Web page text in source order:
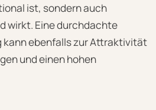
ist, sondern auch
wirkt. Eine durchdachte
ebenfalls zur Attraktivität
und einen hohen